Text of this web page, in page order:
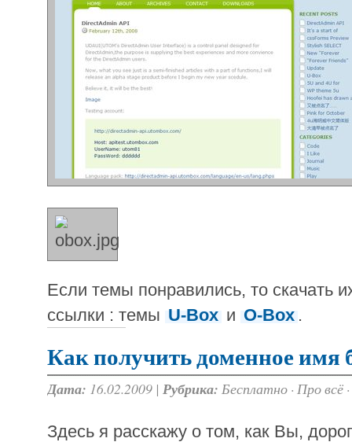
Если темы понравились, то скачать
ссылки : темы U-Box и O-Box .
Как получить доменное имя
Дата: 16.02.2009 | Рубрика: Бесплатно · Про всё ·
Здесь я расскажу о том, как Вы,